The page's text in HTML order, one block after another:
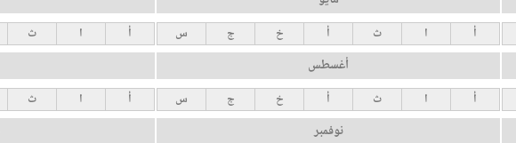
أ ا ث أ خ ج س أ ا ث
أغسطس
أ ا ث أ خ ج س أ ا ث
نوفمبر